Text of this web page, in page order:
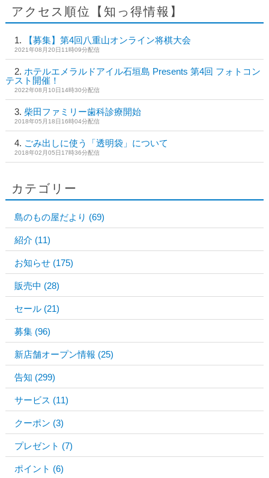
アクセス順位【知っ得情報】
【募集】第4回八重山オンライン将棋大会
2021年08月20日11時09分配信
ホテルエメラルドアイル石垣島 Presents 第4回 フォトコン
テスト開催！
2022年08月10日14時30分配信
柴田ファミリー歯科診療開始
2018年05月18日16時04分配信
ごみ出しに使う「透明袋」について
2018年02月05日17時36分配信
カテゴリー
島のもの屋だより (69)
紹介 (11)
お知らせ (175)
販売中 (28)
セール (21)
募集 (96)
新店舗オープン情報 (25)
告知 (299)
サービス (11)
クーポン (3)
プレゼント (7)
ポイント (6)